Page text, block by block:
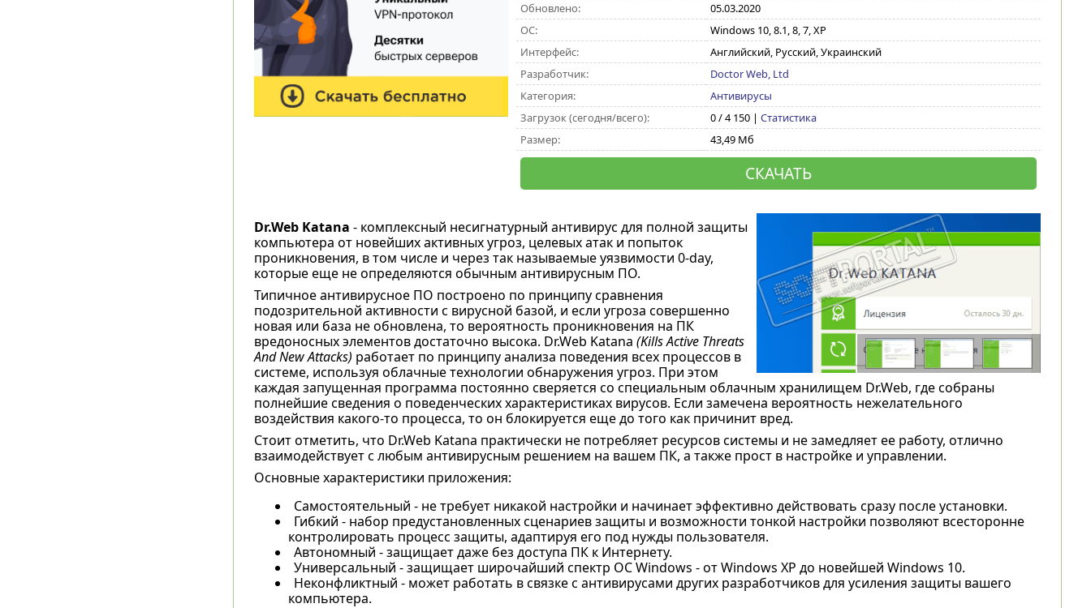
Обновлено:
05.03.2020
ОС:
Windows 10, 8.1, 8, 7, XP
Интерфейс:
Английский, Русский, Украинский
Разработчик:
Doctor Web, Ltd
Категория:
Антивирусы
Загрузок (сегодня/всего):
0 / 4 150 | Статистика
Размер:
43,49 Мб
СКАЧАТЬ
Dr.Web Katana - комплексный несигнатурный антивирус для полной защиты
компьютера от новейших активных угроз, целевых атак и попыток
проникновения, в том числе и через так называемые уязвимости 0-day,
которые еще не определяются обычным антивирусным ПО.
Типичное антивирусное ПО построено по принципу сравнения
подозрительной активности с вирусной базой, и если угроза совершенно
новая или база не обновлена, то вероятность проникновения на ПК
вредоносных элементов достаточно высока. Dr.Web Katana (Kills Active Threats
And New Attacks) работает по принципу анализа поведения всех процессов в
системе, используя облачные технологии обнаружения угроз. При этом
каждая запущенная программа постоянно сверяется со специальным облачным хранилищем Dr.Web, где собраны
полнейшие сведения о поведенческих характеристиках вирусов. Если замечена вероятность нежелательного
воздействия какого-то процесса, то он блокируется еще до того как причинит вред.
Стоит отметить, что Dr.Web Katana практически не потребляет ресурсов системы и не замедляет ее работу, отлично
взаимодействует с любым антивирусным решением на вашем ПК, а также прост в настройке и управлении.
Основные характеристики приложения:
Самостоятельный - не требует никакой настройки и начинает эффективно действовать сразу после установки.
Гибкий - набор предустановленных сценариев защиты и возможности тонкой настройки позволяют всесторонне
контролировать процесс защиты, адаптируя его под нужды пользователя.
Автономный - защищает даже без доступа ПК к Интернету.
Универсальный - защищает широчайший спектр ОС Windows - от Windows XP до новейшей Windows 10.
Неконфликтный - может работать в связке с антивирусами других разработчиков для усиления защиты вашего
компьютера.